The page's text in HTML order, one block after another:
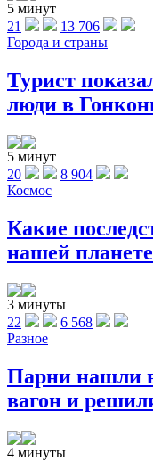
5 минут
21
13 706
Города и страны
Турист
люди в
5 минут
20
8 904
Космос
Какие
нашей
3 минуты
22
6 568
Разное
Парни нашли
вагон и
4 минуты